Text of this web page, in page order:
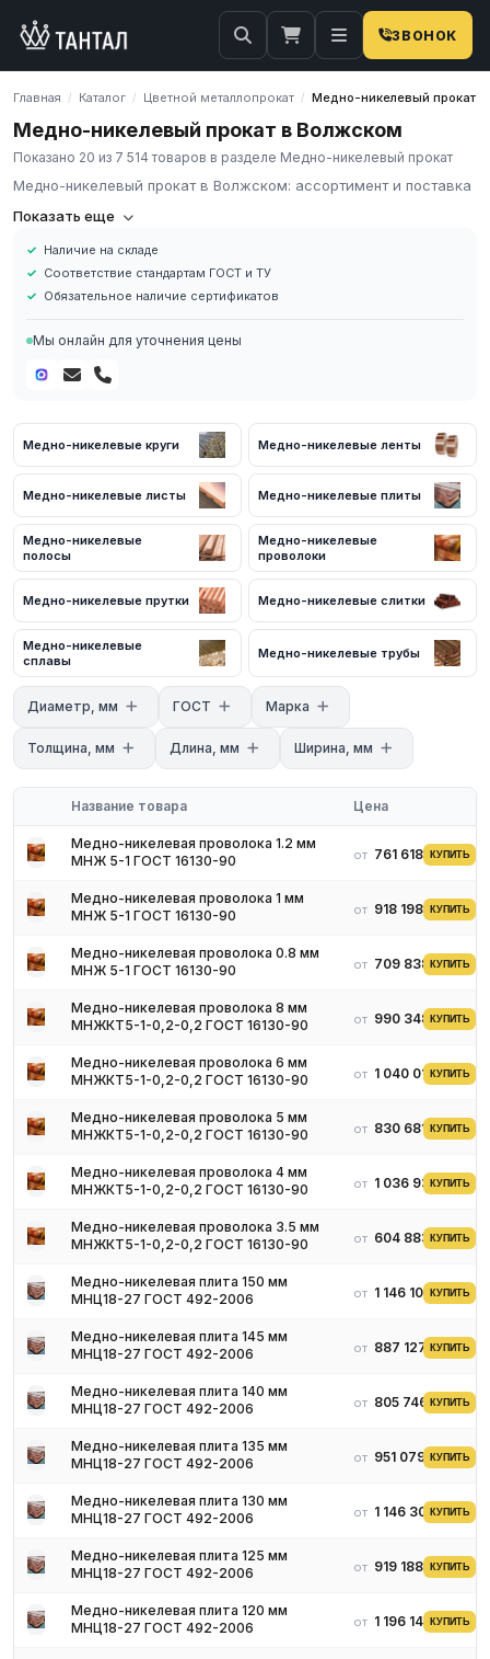
ЗВОНОК
Главная / Каталог / Цветной металлопрокат / Медно-никелевый прокат
Медно-никелевый прокат в Волжском
Показано 20 из 7 514 товаров в разделе Медно-никелевый прокат
Медно-никелевый прокат в Волжском: ассортимент и поставка
Компания «Тантал» предлагает Медно-никелевый прокат в
металлопроката и промышленных материалов по всей России.
В нашем каталоге представлен широкий ассортимент Медно-
никелевый прокат различных марок, размеров и типов. Все
сертификаты качества.
Наличие на складе в России
Обязательное наличие сертификатов
Доставка по региону
Для получения актуальных цен и наличия на складе свяжитесь
с нашими менеджерами. Мы предложим оптимальные условия
поставки и доставки.
Показать еще
Наличие на складе
Соответствие стандартам ГОСТ и ТУ
Обязательное наличие сертификатов
Мы онлайн для уточнения цены
Медно-никелевые круги Медно-никелевые ленты
Медно-никелевые листы Медно-никелевые плиты
Медно-никелевые
полосы
Медно-никелевые
проволоки
Медно-никелевые прутки Медно-никелевые слитки
Медно-никелевые
сплавы
Медно-никелевые трубы
Диаметр, мм ГОСТ Марка
Толщина, мм Длина, мм Ширина, мм
Название товара Цена
Медно-никелевая проволока 1.2 мм
МНЖ 5-1 ГОСТ 16130-90
от 761 618 ₽КУПИТЬ
Медно-никелевая проволока 1 мм
МНЖ 5-1 ГОСТ 16130-90
от 918 198 ₽КУПИТЬ
Медно-никелевая проволока 0.8 мм
МНЖ 5-1 ГОСТ 16130-90
от 709 838 ₽КУПИТЬ
Медно-никелевая проволока 8 мм
МНЖКТ5-1-0,2-0,2 ГОСТ 16130-90
от 990 348 ₽КУПИТЬ
Медно-никелевая проволока 6 мм
МНЖКТ5-1-0,2-0,2 ГОСТ 16130-90
от 1 040 017 ₽КУПИТЬ
Медно-никелевая проволока 5 мм
МНЖКТ5-1-0,2-0,2 ГОСТ 16130-90
от 830 681 ₽КУПИТЬ
Медно-никелевая проволока 4 мм
МНЖКТ5-1-0,2-0,2 ГОСТ 16130-90
от 1 036 934 ₽КУПИТЬ
Медно-никелевая проволока 3.5 мм
МНЖКТ5-1-0,2-0,2 ГОСТ 16130-90
от 604 883 ₽КУПИТЬ
Медно-никелевая плита 150 мм
МНЦ18-27 ГОСТ 492-2006
от 1 146 102 ₽КУПИТЬ
Медно-никелевая плита 145 мм
МНЦ18-27 ГОСТ 492-2006
от 887 127 ₽КУПИТЬ
Медно-никелевая плита 140 мм
МНЦ18-27 ГОСТ 492-2006
от 805 746 ₽КУПИТЬ
Медно-никелевая плита 135 мм
МНЦ18-27 ГОСТ 492-2006
от 951 079 ₽КУПИТЬ
Медно-никелевая плита 130 мм
МНЦ18-27 ГОСТ 492-2006
от 1 146 306 ₽КУПИТЬ
Медно-никелевая плита 125 мм
МНЦ18-27 ГОСТ 492-2006
от 919 188 ₽КУПИТЬ
Медно-никелевая плита 120 мм
МНЦ18-27 ГОСТ 492-2006
от 1 196 141 ₽КУПИТЬ